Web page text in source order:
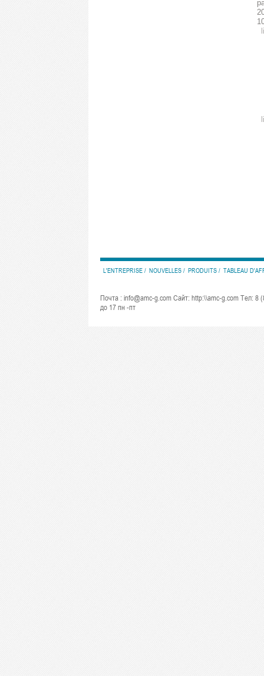
L'ENTREPRISE NOUVELLES PRODUITS TABLEAU
Почта : info@amc-g.com Сайт: http:\\amc-g.com Тел: 8
до 17 пн -пт